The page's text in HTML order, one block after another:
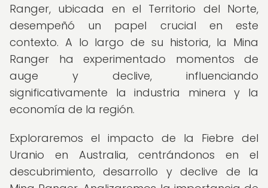
Ranger, ubicada en el Territorio del Norte,
desempeñó un papel crucial en este
contexto. A lo largo de su historia, la Mina
Ranger ha experimentado momentos de
auge y declive, influenciando
significativamente la industria minera y la
economía de la región.
Exploraremos el impacto de la Fiebre del
Uranio en Australia, centrándonos en el
descubrimiento, desarrollo y declive de la